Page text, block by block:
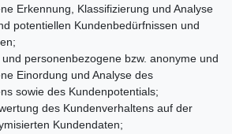
Erkennung, Klassifizierung und Analyse
potentiellen Kundenbedürfnissen und
personenbezogene bzw. anonyme und
Einordung und Analyse des
sowie des Kundenpotentials;
des Kundenverhaltens auf der
Kundendaten;